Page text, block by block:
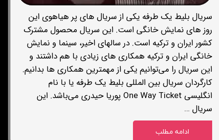
سریال بلیط یک طرفه یکی از سریال های پر هیاهوی این
روز های نمایش خانگی است. این سریال محصول مشترک
کشور ایران و ترکیه است. در سالهای اخیر، سینما و نمایش
خانگی ایران و ترکیه همکاری های زیادی با هم داشتند و
این سریال را می‌توانیم یکی از مهمترین همکاری ها بدانیم.
کارگردان سریال بین المللی بلیط یک طرفه یا با نام
انگلیسی One Way Ticket پوریا حیدری می‌باشد. این
سریال …
ادامه مطلب